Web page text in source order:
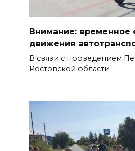
Внимание: временное
движения
В связи с проведением
Ростовской области